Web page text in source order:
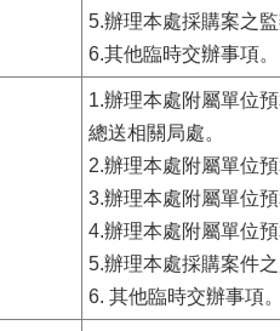
5.辦理本處採購案之監
6.其他臨時交辦事項。
1.辦理本處附屬單位
總送相關局處。
2.辦理本處附屬單位
3.辦理本處附屬單位
4.辦理本處附屬單位預
5.辦理本處採購案件之
6. 其他臨時交辦事項。